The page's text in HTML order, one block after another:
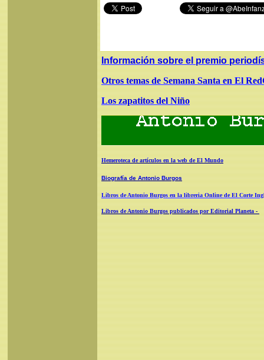
Información sobre el premio
Otros temas de Semana Santa en El
Los zapatitos del Niño
Hemeroteca de artículos en la web de El Mundo
Biografía de Antonio Burgos
Libros de Antonio Burgos en la libreria Online de El Corte
Libros de Antonio Burgos publicados por Editorial Planeta -